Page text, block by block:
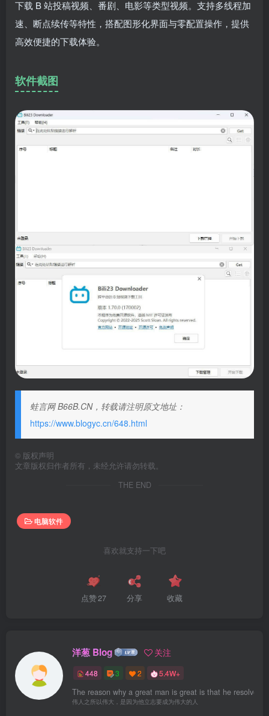
下载 B 站投稿视频、番剧、电影等类型视频。支持多线程加
速、断点续传等特性，搭配图形化界面与零配置操作，提供
高效便捷的下载体验。
软件截图
蛙言网 B66B.CN，转载请注明原文地址：
https://www.blogyc.cn/648.html
© 版权声明
文章版权归作者所有，未经允许请勿转载。
THE END
电脑软件
喜欢就支持一下吧
点赞27 分享 收藏
洋葱 Blog 关注
448 3 2 5.4W+
The reason why a great man is great is that he resolves
伟人之所以伟大，是因为他立志要成为伟大的人